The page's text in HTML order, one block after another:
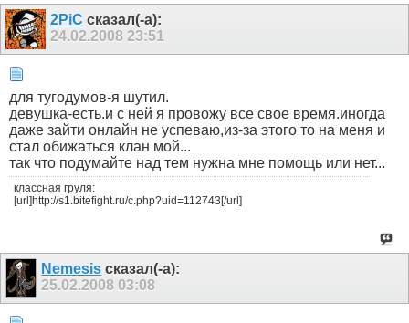
2PiC сказал(-а):
24.02.2008 23:51
для тугодумов-я шутил.
девушка-есть.и с ней я провожу все свое время.иногда
даже зайти онлайн не успеваю,из-за этого то на меня и
стал обижаться клан мой...
так что подумайте над тем нужна мне помощь или нет...
классная груля:
[url]http://s1.bitefight.ru/c.php?uid=112743[/url]
Nemesis сказал(-а):
25.02.2008 03:08